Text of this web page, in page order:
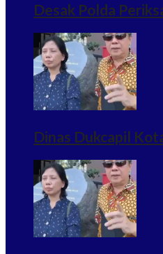
Desak Polda
Dinas Dukcapil